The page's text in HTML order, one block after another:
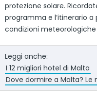
protezione solare.
programma e l’itinerario
condizioni
Leggi anche:
I 12 migliori hotel di Malta
Dove dormire a Malta?